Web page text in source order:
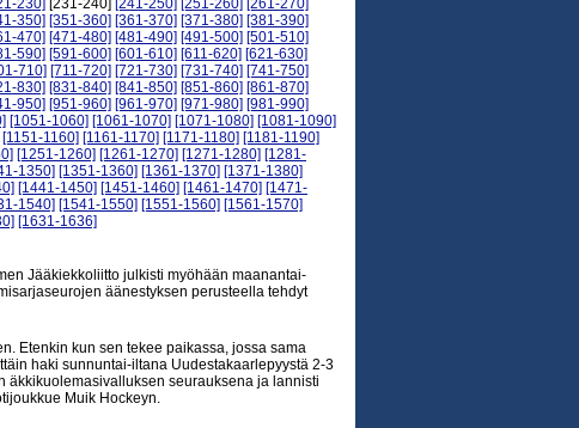
230] [231-240] [241-250] [251-260] [261-270]
350] [351-360] [361-370] [371-380] [381-390]
470] [471-480] [481-490] [491-500] [501-510]
590] [591-600] [601-610] [611-620] [621-630]
710] [711-720] [721-730] [731-740] [741-750]
830] [831-840] [841-850] [851-860] [861-870]
950] [951-960] [961-970] [971-980] [981-990]
[1051-1060] [1061-1070] [1071-1080] [1081-1090]
[1151-1160] [1161-1170] [1171-1180] [1181-1190]
[1251-1260] [1261-1270] [1271-1280] [1281-
1350] [1351-1360] [1361-1370] [1371-1380]
[1441-1450] [1451-1460] [1461-1470] [1471-
1540] [1541-1550] [1551-1560] [1561-1570]
[1631-1636]
Jääkiekkoliitto julkisti myöhään maanantai-
äänestyksen perusteella tehdyt
Etenkin kun sen tekee paikassa, jossa sama
haki sunnuntai-iltana Uudestakaarlepyystä 2-3
äkkikuolemasivalluksen seurauksena ja lannisti
Muik Hockeyn.